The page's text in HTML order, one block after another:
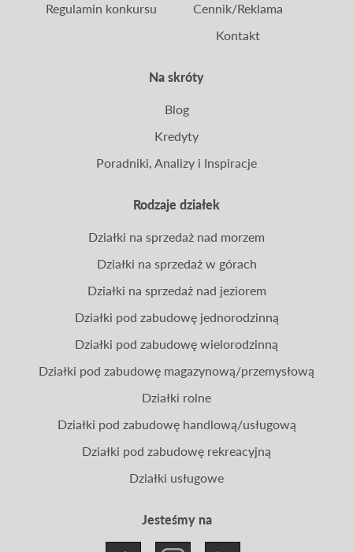
Na skróty
Rodzaje działek
Jesteśmy na
Regulamin konkursu
Cennik/Reklama
Kontakt
Blog
Kredyty
Poradniki, Analizy i Inspiracje
Działki na sprzedaż nad morzem
Działki na sprzedaż w górach
Działki na sprzedaż nad jeziorem
Działki pod zabudowę jednorodzinną
Działki pod zabudowę wielorodzinną
Działki pod zabudowę magazynową/przemysłową
Działki rolne
Działki pod zabudowę handlową/usługową
Działki pod zabudowę rekreacyjną
Działki usługowe